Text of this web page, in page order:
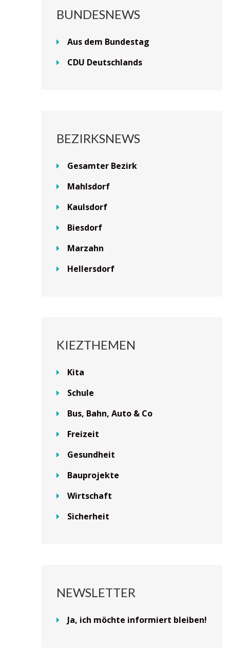
BUNDESNEWS
Aus dem Bundestag
CDU Deutschlands
BEZIRKSNEWS
Gesamter Bezirk
Mahlsdorf
Kaulsdorf
Biesdorf
Marzahn
Hellersdorf
KIEZTHEMEN
Kita
Schule
Bus, Bahn, Auto & Co
Freizeit
Gesundheit
Bauprojekte
Wirtschaft
Sicherheit
NEWSLETTER
Ja, ich möchte informiert bleiben!